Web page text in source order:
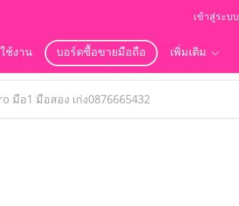
เข้าสู่ระบบ
ช้งาน บอร์ดซื้อขายมือถือ เพิ่มเติม
มือ1 มือสอง เก่ง0876665432